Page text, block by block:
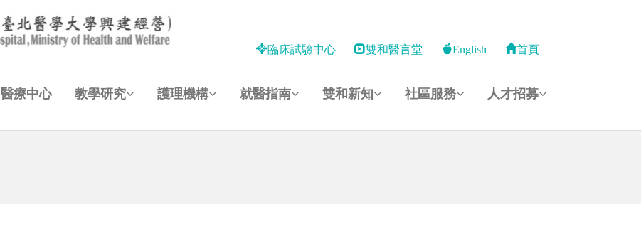
臨床試驗中心 雙和醫言堂 English 首頁
醫療中心 教學研究 護理機構 就醫指南 雙和新知 社區服務 人才招募